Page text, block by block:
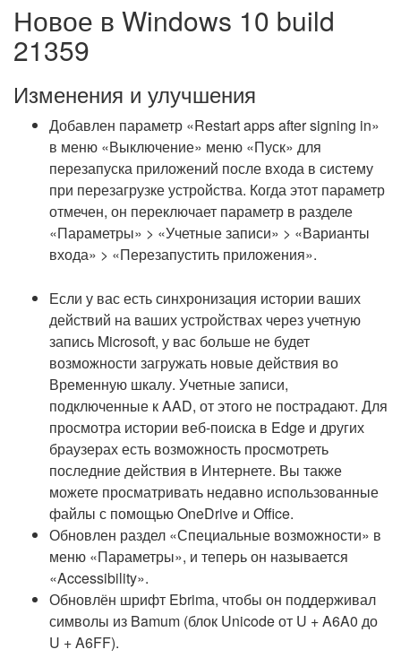
Новое в Windows 10 build
21359
Изменения и улучшения
Добавлен параметр «Restart apps after signing in»
в меню «Выключение» меню «Пуск» для
перезапуска приложений после входа в систему
при перезагрузке устройства. Когда этот параметр
отмечен, он переключает параметр в разделе
«Параметры» > «Учетные записи» > «Варианты
входа» > «Перезапустить приложения».
Если у вас есть синхронизация истории ваших
действий на ваших устройствах через учетную
запись Microsoft, у вас больше не будет
возможности загружать новые действия во
Временную шкалу. Учетные записи,
подключенные к AAD, от этого не пострадают. Для
просмотра истории веб-поиска в Edge и других
браузерах есть возможность просмотреть
последние действия в Интернете. Вы также
можете просматривать недавно использованные
файлы с помощью OneDrive и Office.
Обновлен раздел «Специальные возможности» в
меню «Параметры», и теперь он называется
«Accessibility».
Обновлён шрифт Ebrima, чтобы он поддерживал
символы из Bamum (блок Unicode от U + A6A0 до
U + A6FF).